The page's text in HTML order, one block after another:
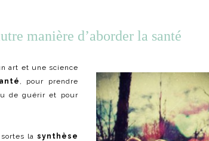
manière d’aborder la santé
art et une science
, pour prendre
de guérir et pour
la synthèse